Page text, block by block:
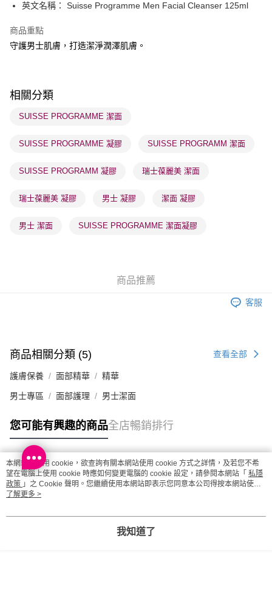
WeChat Pay
BoC Pay
每筆HK$65.00，滿HK$300.00或以上免運費
順豐站及營業點 - 確認發貨後1-3個工作天送達
物流公司進行物流配送
取。逾期會取消訂單，並不會安排重寄
取。逾期會取消訂單，並不會安排重寄
英文名稱： Suisse Programme Men Facial Cleanser 125ml
商品重點
守護男士肌膚，打造潔淨潤澤肌膚。
相關分類
SUISSE PROGRAMME 潔面
SUISSE PROGRAMME 凝膠 SUISSE PROGRAMM 潔面
SUISSE PROGRAMM 凝膠 瑞士葆麗美 潔面
瑞士葆麗美 凝膠 男士 凝膠 潔面 凝膠
男士 潔面 SUISSE PROGRAMME 潔面凝膠
商品推薦
客服
商品相關分類 (5) 查看全部
護膚保養 面部精華 精華
男士專區 面部護理 男士潔面
您可能有興趣的商品全店暢銷排行
熱門標籤
熱銷排行
本網站中使用 cookie，欲查詢有關本網站使用 cookie 方式之詳情，及若您不希
望在電腦上使用 cookie 時應如何變更電腦的 cookie 設定，請參閱本網站「 私隱
政策 」之 Cookie 聲明。您繼續使用本網站即表示您同意本公司得按本網站使用
條款之 Cookie 聲明使用 cookie。
了解更多 >
我知道了